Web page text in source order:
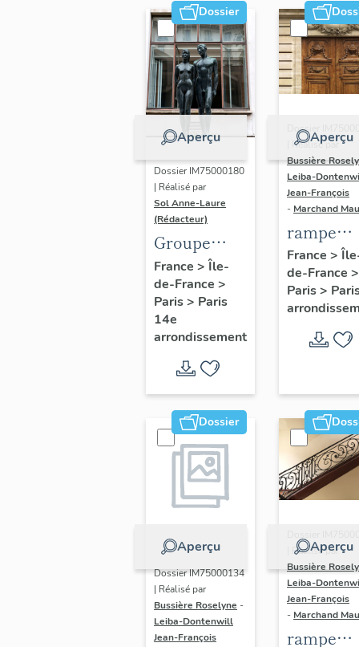
Dossier
Aperçu
Dossier IM75000180
| Réalisé par
Sol Anne-Laure
(Rédacteur)
Groupe
sculpté :
Les
Adolescents
France > Île-
de-France >
Paris> Paris
14e
arrondissement
Aperçu
Dossier
| Réalisé par
Bussière
Leiba-
Jean-François
- Marchand
rampe
d'appui,
escalier
l' hôtel
(non
France >
de-France >
Paris>
Dossier
Aperçu
Dossier IM75000134
| Réalisé par
Bussière Roselyne -
Leiba-Dontenwill
Jean-François
Aperçu
| Réalisé par
Bussière
Leiba-
Jean-François
- Marchand
rampe